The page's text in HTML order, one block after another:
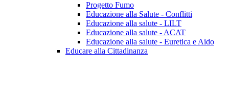
Progetto Fumo
Educazione alla Salute - Conflitti
Educazione alla salute - LILT
Educazione alla salute - ACAT
Educazione alla salute - Euretica e Aido
Educare alla Cittadinanza